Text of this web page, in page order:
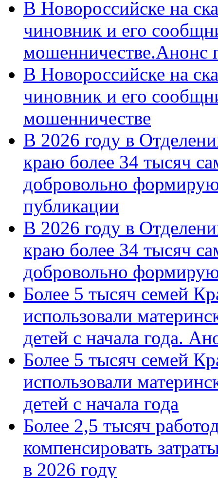
В Новороссийске на
чиновник и его
мошенничестве.Анонс
В Новороссийске на
чиновник и его
мошенничестве
В 2026 году в
краю более 34 тысяч
добровольно
публикации
В 2026 году в
краю более 34 тысяч
добровольно
Более 5 тысяч семей
использовали
детей с начала года.
Более 5 тысяч семей
использовали
детей с начала года
Более 2,5 тысяч
компенсировать
в 2026 году